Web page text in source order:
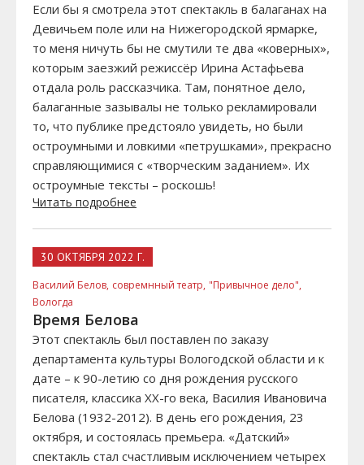
Если бы я смотрела этот спектакль в балаганах на
Девичьем поле или на Нижегородской ярмарке,
то меня ничуть бы не смутили те два «коверных»,
которым заезжий режиссёр Ирина Астафьева
отдала роль рассказчика. Там, понятное дело,
балаганные зазывалы не только рекламировали
то, что публике предстояло увидеть, но были
остроумными и ловкими «петрушками», прекрасно
справляющимися с «творческим заданием». Их
остроумные тексты – роскошь!
Читать подробнее
30 ОКТЯБРЯ 2022 Г.
Василий Белов, совремнный театр, "Привычное дело",
Вологда
Время Белова
Этот спектакль был поставлен по заказу
департамента культуры Вологодской области и к
дате – к 90-летию со дня рождения русского
писателя, классика XX-го века, Василия Ивановича
Белова (1932-2012). В день его рождения, 23
октября, и состоялась премьера. «Датский»
спектакль стал счастливым исключением четырех